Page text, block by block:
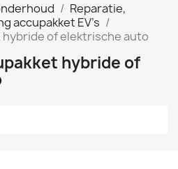
Reparatie,
accupakket EV's
hybride of elektrische auto
hybride of